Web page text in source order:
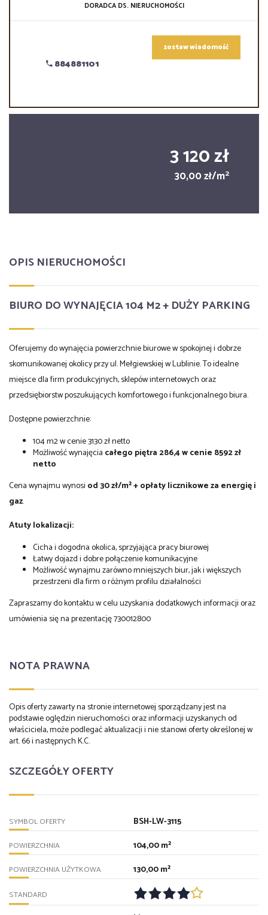
DORADCA DS. NIERUCHOMOŚCI
884881101
zostaw wiadomość
3 120 zł
30,00 zł/m2
OPIS NIERUCHOMOŚCI
BIURO DO WYNAJĘCIA 104 M2 + DUŻY PARKING
Oferujemy do wynajęcia powierzchnie biurowe w spokojnej i dobrze
skomunikowanej okolicy przy ul. Mełgiewskiej w Lublinie. To idealne
miejsce dla firm produkcyjnych, sklepów internetowych oraz
przedsiębiorstw poszukujących komfortowego i funkcjonalnego biura.
Dostępne powierzchnie:
104 m2 w cenie 3130 zł netto
Możliwość wynajęcia całego piętra 286,4 w cenie 8592 zł
netto
Cena wynajmu wynosi od 30 zł/m² + opłaty licznikowe za energię i
gaz.
Atuty lokalizacji:
Cicha i dogodna okolica, sprzyjająca pracy biurowej
Łatwy dojazd i dobre połączenie komunikacyjne
Możliwość wynajmu zarówno mniejszych biur, jak i większych
przestrzeni dla firm o różnym profilu działalności
Zapraszamy do kontaktu w celu uzyskania dodatkowych informacji oraz
umówienia się na prezentację 730012800
NOTA PRAWNA
Opis oferty zawarty na stronie internetowej sporządzany jest na
podstawie oględzin nieruchomości oraz informacji uzyskanych od
właściciela, może podlegać aktualizacji i nie stanowi oferty określonej w
art. 66 i następnych K.C.
SZCZEGÓŁY OFERTY
SYMBOL OFERTY BSH-LW-3115
POWIERZCHNIA 104,00 m²
POWIERZCHNIA UŻYTKOWA 130,00 m²
STANDARD